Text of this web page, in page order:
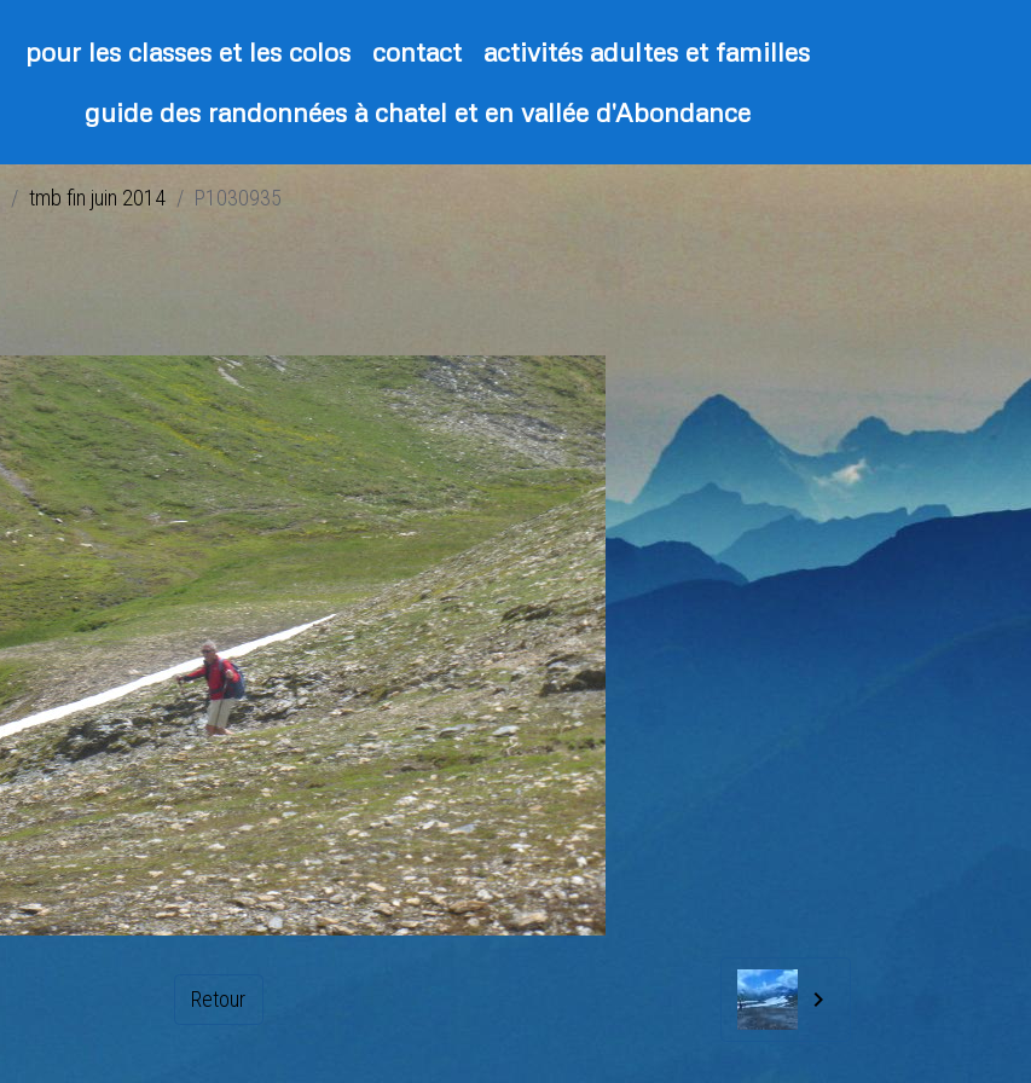
pour les classes et les colos contact
activités adultes et familles
guide des randonnées à chatel et en vallée d'Abondance
tmb fin juin 2014 P1030935
Retour